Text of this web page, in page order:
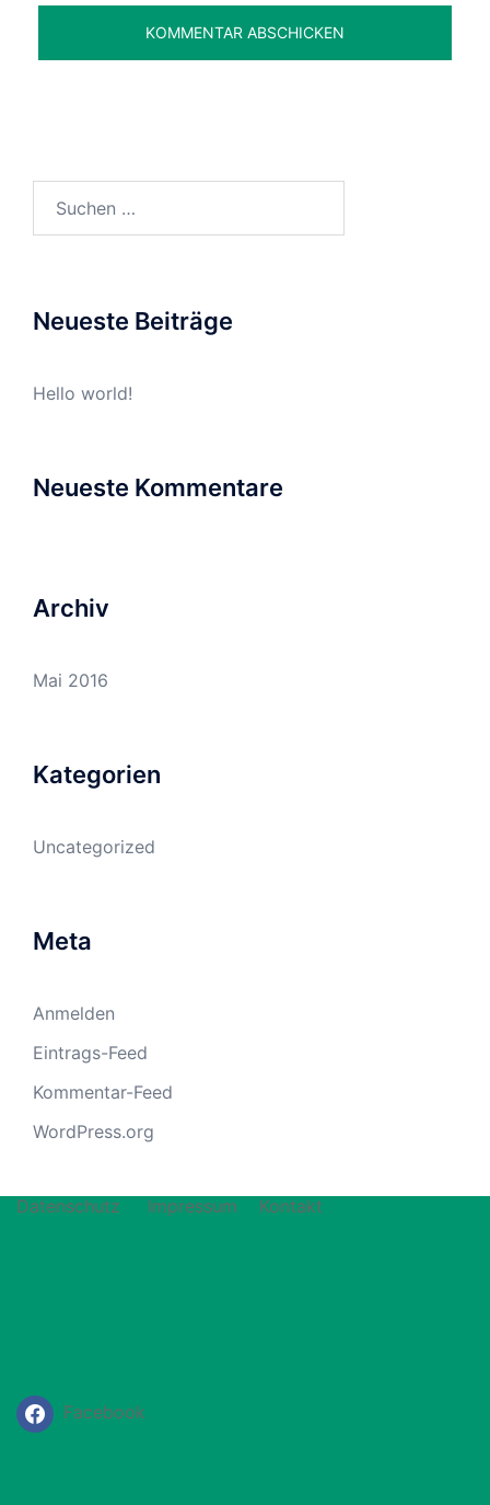
Neueste Beiträge
Hello world!
Neueste Kommentare
Archiv
Mai 2016
Kategorien
Uncategorized
Meta
Anmelden
Eintrags-Feed
Kommentar-Feed
WordPress.org
Datenschutz Impressum Kontakt
Facebook